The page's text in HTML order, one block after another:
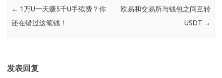
← 1万U一天赚5千U手续费？你
还在错过这笔钱！
欧易和交易所与钱包之间互转
USDT →
发表回复